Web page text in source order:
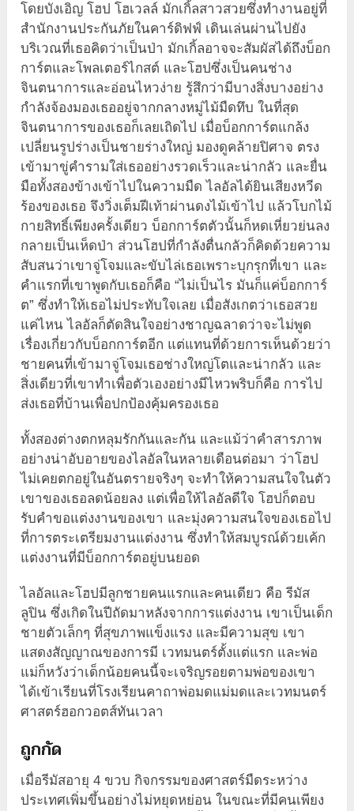
โดยบังเอิญ โฮป โฮเวลล์ มักเกิ้ลสาวสวยซึ่งทำงานอยู่ที่
สำนักงานประกันภัยในคาร์ดิฟฟ์ เดินเล่นผ่านไปยัง
บริเวณที่เธอคิดว่าเป็นป่า มักเกิ้ลอาจจะสัมผัสได้ถึงบ็อก
การ์ตและโพลเตอร์ไกสต์ และโฮปซึ่งเป็นคนช่าง
จินตนาการและอ่อนไหวง่าย รู้สึกว่ามีบางสิ่งบางอย่าง
กำลังจ้องมองเธออยู่จากกลางหมู่ไม้มืดทึบ ในที่สุด
จินตนาการของเธอก็เลยเถิดไป เมื่อบ็อกการ์ตแกล้ง
เปลี่ยนรูปร่างเป็นชายร่างใหญ่ มองดูคล้ายปิศาจ ตรง
เข้ามาขู่คำรามใส่เธออย่างรวดเร็วและน่ากลัว และยื่น
มือทั้งสองข้างเข้าไปในความมืด ไลอัลได้ยินเสียงหวีด
ร้องของเธอ จึงวิ่งเต็มฝีเท้าผ่านดงไม้เข้าไป แล้วโบกไม้
กายสิทธิ์เพียงครั้งเดียว บ็อกการ์ตตัวนั้นก็หดเหี่ยวย่นลง
กลายเป็นเห็ดป่า ส่วนโฮปที่กำลังตื่นกลัวก็คิดด้วยความ
สับสนว่าเขาจู่โจมและขับไล่เธอเพราะบุกรุกที่เขา และ
คำแรกที่เขาพูดกับเธอก็คือ “ไม่เป็นไร มันก็แค่บ็อกการ์
ต” ซึ่งทำให้เธอไม่ประทับใจเลย เมื่อสังเกตว่าเธอสวย
แค่ไหน ไลอัลก็ตัดสินใจอย่างชาญฉลาดว่าจะไม่พูด
เรื่องเกี่ยวกับบ็อกการ์ตอีก แต่แทนที่ด้วยการเห็นด้วยว่า
ชายคนที่เข้ามาจู่โจมเธอช่างใหญ่โตและน่ากลัว และ
สิ่งเดียวที่เขาทำเพื่อตัวเองอย่างมีไหวพริบก็คือ การไป
ส่งเธอที่บ้านเพื่อปกป้องคุ้มครองเธอ
ทั้งสองต่างตกหลุมรักกันและกัน และแม้ว่าคำสารภาพ
อย่างน่าอับอายของไลอัลในหลายเดือนต่อมา ว่าโฮป
ไม่เคยตกอยู่ในอันตรายจริงๆ จะทำให้ความสนใจในตัว
เขาของเธอลดน้อยลง แต่เพื่อให้ไลอัลดีใจ โฮปก็ตอบ
รับคำขอแต่งงานของเขา และมุ่งความสนใจของเธอไป
ที่การตระเตรียมงานแต่งงาน ซึ่งทำให้สมบูรณ์ด้วยเค้ก
แต่งงานที่มีบ็อกการ์ตอยู่บนยอด
ไลอัลและโฮปมีลูกชายคนแรกและคนเดียว คือ รีมัส
ลูปิน ซึ่งเกิดในปีถัดมาหลังจากการแต่งงาน เขาเป็นเด็ก
ชายตัวเล็กๆ ที่สุขภาพแข็งแรง และมีความสุข เขา
แสดงสัญญาณของการมี เวทมนตร์ตั้งแต่แรก และพ่อ
แม่ก็หวังว่าเด็กน้อยคนนี้จะเจริญรอยตามพ่อของเขา
ได้เข้าเรียนที่โรงเรียนคาถาพ่อมดแม่มดและเวทมนตร์
ศาสตร์ฮอกวอตส์ทันเวลา
ถูกกัด
เมื่อรีมัสอายุ 4 ขวบ กิจกรรมของศาสตร์มืดระหว่าง
ประเทศเพิ่มขึ้นอย่างไม่หยุดหย่อน ในขณะที่มีคนเพียง